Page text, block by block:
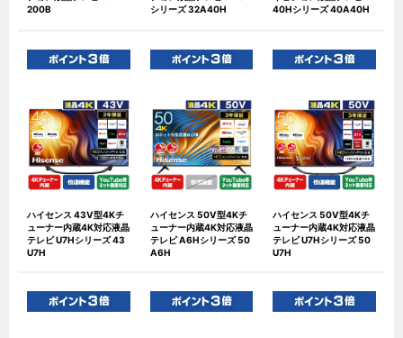
200B
シリーズ 32A40H
40Hシリーズ 40A40H
ハイセンス 43V型4Kチ
ューナー内蔵4K対応液晶
テレビ U7Hシリーズ 43
U7H
ハイセンス 50V型4Kチ
ューナー内蔵4K対応液晶
テレビ A6Hシリーズ 50
A6H
ハイセンス 50V型4Kチ
ューナー内蔵4K対応液晶
テレビ U7Hシリーズ 50
U7H